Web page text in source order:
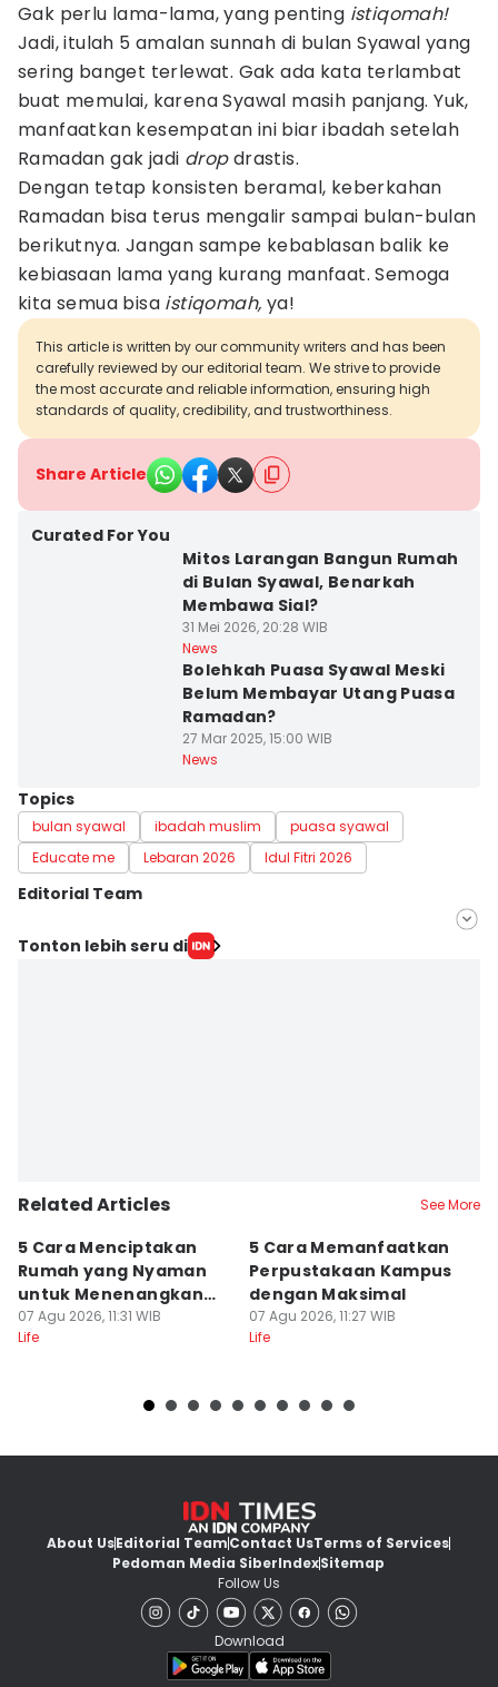
Gak perlu lama-lama, yang penting istiqomah!
Jadi, itulah 5 amalan sunnah di bulan Syawal yang
sering banget terlewat. Gak ada kata terlambat
buat memulai, karena Syawal masih panjang. Yuk,
manfaatkan kesempatan ini biar ibadah setelah
Ramadan gak jadi dropdrastis.
Dengan tetap konsisten beramal, keberkahan
Ramadan bisa terus mengalir sampai bulan-bulan
berikutnya. Jangan sampe kebablasan balik ke
kebiasaan lama yang kurang manfaat. Semoga
kita semua bisa istiqomah, ya!
This article is written by our community writers and has been
carefully reviewed by our editorial team. We strive to provide
the most accurate and reliable information, ensuring high
standards of quality, credibility, and trustworthiness.
Share Article
Curated For You
Mitos Larangan Bangun Rumah
di Bulan Syawal, Benarkah
Membawa Sial?
31 Mei 2026, 20:28 WIB
News
Bolehkah Puasa Syawal Meski
Belum Membayar Utang Puasa
Ramadan?
27 Mar 2025, 15:00 WIB
News
Topics
bulan syawal ibadah muslim
puasa syawal
Educate me
Lebaran 2026 Idul Fitri 2026
Editorial Team
Editor
Tonton lebih seru di
Related Articles See More
5 Cara Menciptakan
Rumah yang Nyaman
untuk Menenangkan
Pikiran
07 Agu 2026, 11:31 WIB
Life
5 Cara Memanfaatkan
Perpustakaan Kampus
dengan Maksimal
07 Agu 2026, 11:27 WIB
Life
About UsEditorial TeamContact UsTerms of Services
Pedoman Media SiberIndexSitemap
Follow Us
Download